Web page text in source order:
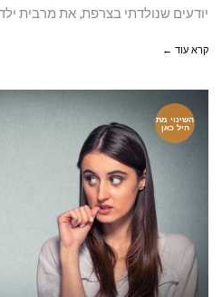
יודעים שנולדתי בצרפת, את מרבית
קרא עוד ←
השינוי מת
חיל כאן